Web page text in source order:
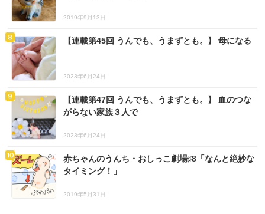
2019年9月13日
【連載第45回 うんでも、うまずとも。】 母になる
2023年6月24日
【連載第47回 うんでも、うまずとも。】 血のつな
がらない家族３人で
2023年6月24日
赤ちゃんのうんち・おしっこ劇場♯8「なんと絶妙な
タイミング！」
2019年5月31日